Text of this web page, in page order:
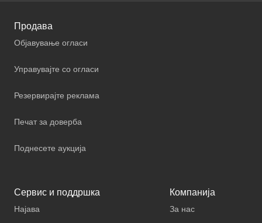
Продава
Објавување огласи
Управувајте со огласи
Резервирајте реклама
Печат за доверба
Поднесете аукција
Сервис и поддршка
Најава
Компанија
За нас